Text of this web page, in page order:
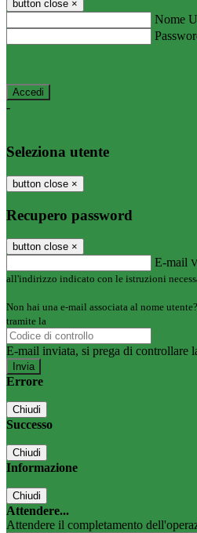
button close ×
Nome
-
Seleziona utente
button close ×
Recupero password
button close ×
E-mail
all'indirizzo indicato con le istruzioni
Non hai una e-mail associata al nome
tramite la
E-mail inviata, si prega di controllare
Errore
Chiudi
Successo
Chiudi
Informazione
Chiudi
Attendere...
Attendere il completamento